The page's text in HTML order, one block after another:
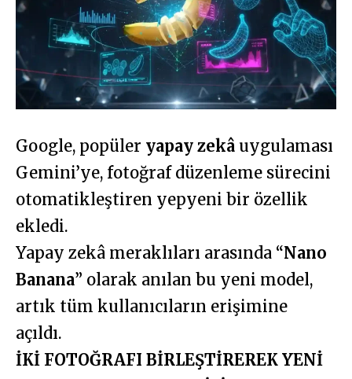
Google, popüler yapay zekâ uygulaması
Gemini’ye, fotoğraf düzenleme sürecini
otomatikleştiren yepyeni bir özellik
ekledi.
Yapay zekâ meraklıları arasında “Nano
Banana” olarak anılan bu yeni model,
artık tüm kullanıcıların erişimine
açıldı.
İKİ FOTOĞRAFI BİRLEŞTİREREK YENİ